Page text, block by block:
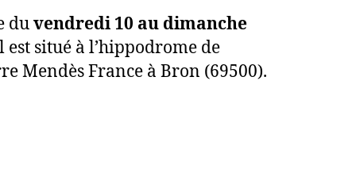
duvendredi 10 au dimanche
est situé à l’hippodrome de
Mendès France à Bron (69500).